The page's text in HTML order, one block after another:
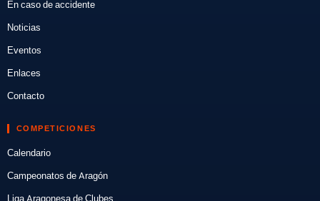
En caso de accidente
Noticias
Eventos
Enlaces
Contacto
COMPETICIONES
Calendario
Campeonatos de Aragón